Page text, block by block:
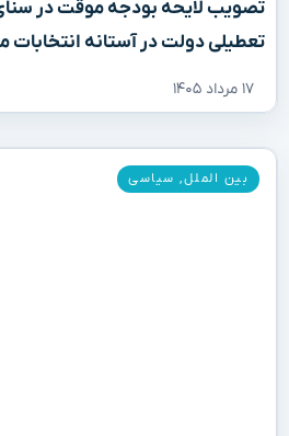
تصویب لایحه بودجه موقت در سنای
تعطیلی دولت در آستانه انتخابات
۱۷ مرداد ۱۴۰۵
بین الملل, سیاسی